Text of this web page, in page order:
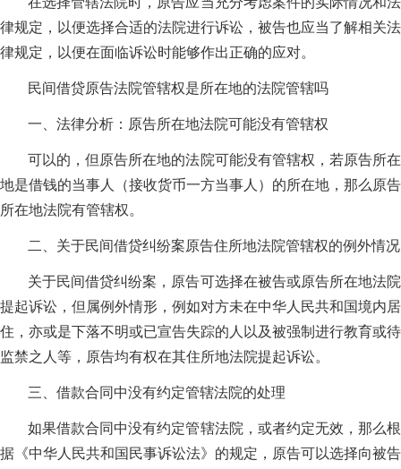
律规定，以便选择合适的法院进行诉讼，被告也应当了解相关法
律规定，以便在面临诉讼时能够作出正确的应对。
民间借贷原告法院管辖权是所在地的法院管辖吗
一、法律分析：原告所在地法院可能没有管辖权
可以的，但原告所在地的法院可能没有管辖权，若原告所在
地是借钱的当事人（接收货币一方当事人）的所在地，那么原告
所在地法院有管辖权。
二、关于民间借贷纠纷案原告住所地法院管辖权的例外情况
关于民间借贷纠纷案，原告可选择在被告或原告所在地法院
提起诉讼，但属例外情形，例如对方未在中华人民共和国境内居
住，亦或是下落不明或已宣告失踪的人以及被强制进行教育或待
监禁之人等，原告均有权在其住所地法院提起诉讼。
三、借款合同中没有约定管辖法院的处理
如果借款合同中没有约定管辖法院，或者约定无效，那么根
据《中华人民共和国民事诉讼法》的规定，原告可以选择向被告